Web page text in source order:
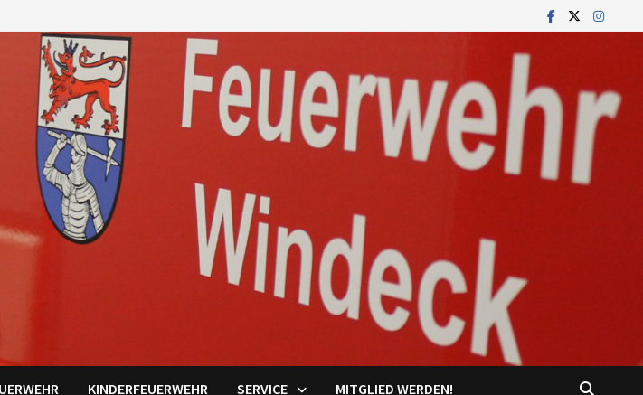
KINDERFEUERWEHR SERVICE MITGLIED WERDEN!